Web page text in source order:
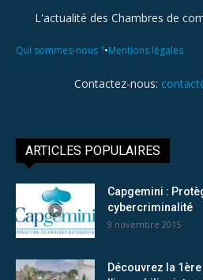
L'actualité des Chambres de
Qui sommes-nous ?•Mentions légales
Contactez-nous:
ARTICLES POPULAIRES
Capgemini :
cybercriminalité
9 novembre 2015
Découvrez la